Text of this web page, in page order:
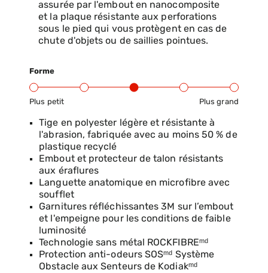
assurée par l'embout en nanocomposite
et la plaque résistante aux perforations
sous le pied qui vous protègent en cas de
chute d'objets ou de saillies pointues.
Forme
Plus petit Plus grand
Gamme d’ajustement du produit : du petit au grand
Tige en polyester légère et résistante à
l'abrasion, fabriquée avec au moins 50 % de
plastique recyclé
Embout et protecteur de talon résistants
aux éraflures
Languette anatomique en microfibre avec
soufflet
Garnitures réfléchissantes 3M sur l’embout
et l'empeigne pour les conditions de faible
luminosité
Technologie sans métal ROCKFIBREᵐᵈ
Protection anti-odeurs SOSᵐᵈ Système
Obstacle aux Senteurs de Kodiakᵐᵈ